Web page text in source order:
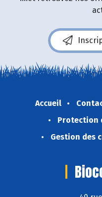
Accueil
Protection
Gestion des